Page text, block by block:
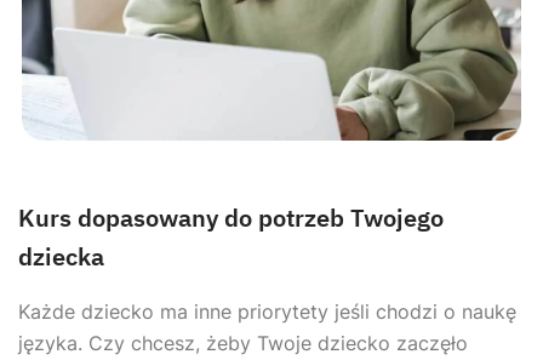
Kurs dopasowany do potrzeb Twojego
dziecka
Każde dziecko ma inne priorytety jeśli chodzi o naukę
języka. Czy chcesz, żeby Twoje dziecko zaczęło